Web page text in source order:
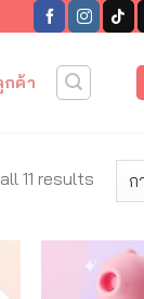
กค้า
11 results